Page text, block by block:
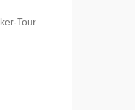
Tour